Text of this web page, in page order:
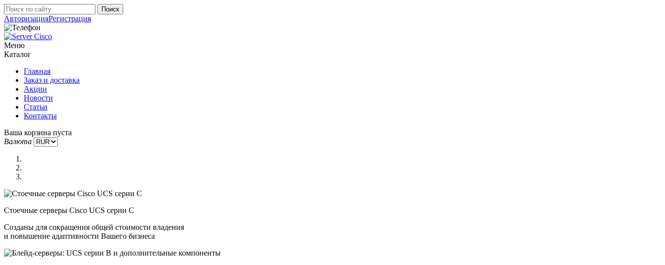
АвторизацияРегистрация
Меню
Каталог
Главная
Заказ и доставка
Акции
Новости
Статьи
Контакты
Ваша корзина пуста
Валюта
Стоечные серверы Cisco UCS серии C
Созданы для сокращения общей стоимости владения
и повышение адаптивности Вашего бизнеса